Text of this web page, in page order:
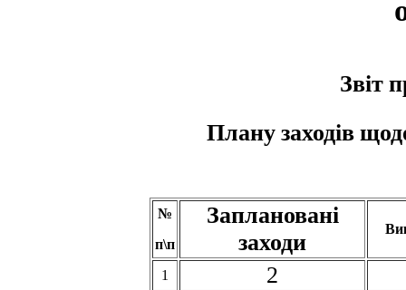
Звіт
Плану заходів щодо
№
п\п
Заплановані
заходи
1 2